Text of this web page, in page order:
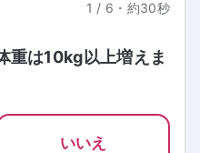
1 / 6 ・ 約30秒
重は10kg以上増えま
いいえ